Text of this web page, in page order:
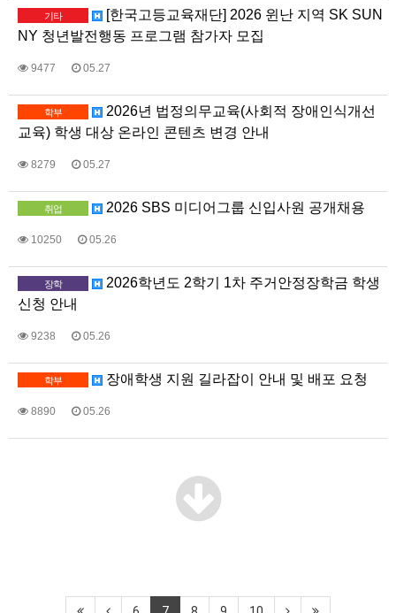
기타
[한국고등교육재단] 2026 윈난 지역 SK SUN
NY 청년발전행동 프로그램 참가자 모집
9477 05.27
학부
2026년 법정의무교육(사회적 장애인식개선
교육) 학생 대상 온라인 콘텐츠 변경 안내
8279 05.27
취업 2026 SBS 미디어그룹 신입사원 공개채용
10250 05.26
장학
2026학년도 2학기 1차 주거안정장학금 학생
신청 안내
9238 05.26
학부 장애학생 지원 길라잡이 안내 및 배포 요청
8890 05.26